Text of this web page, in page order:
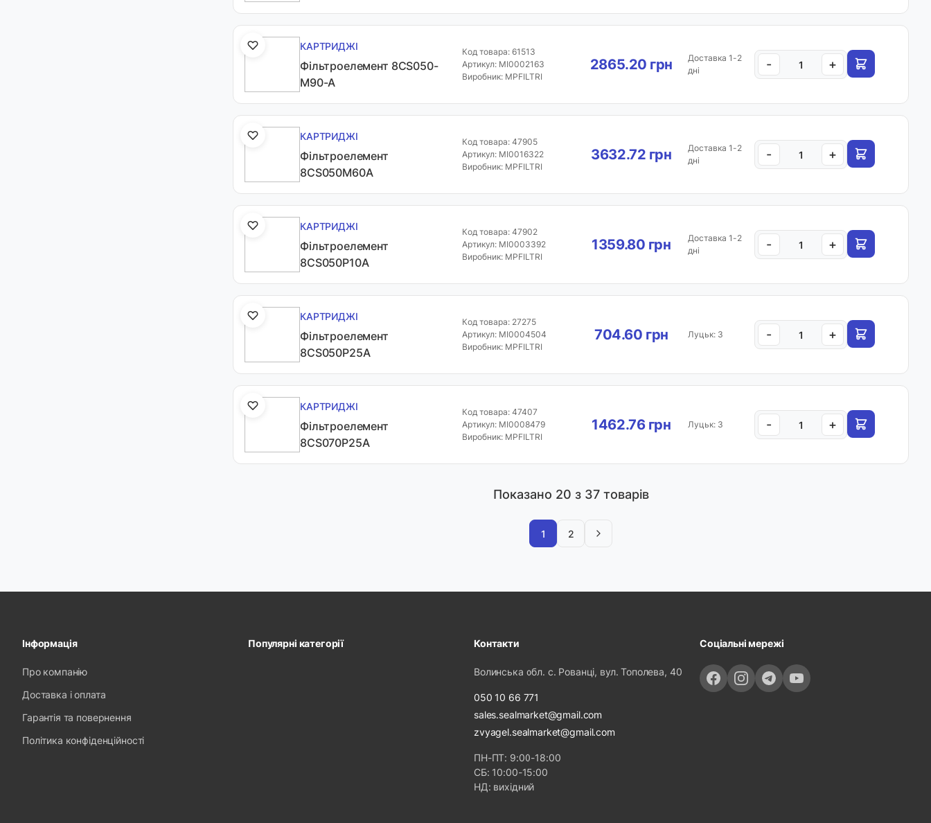
КАРТРИДЖІ
Фільтроелемент 8CS050-
M90-A
Код товара: 61513
Артикул: MI0002163
Виробник: MPFILTRI
2865.20 грн
Доставка 1-2
дні
- +
КАРТРИДЖІ
Фільтроелемент
8CS050M60A
Код товара: 47905
Артикул: MI0016322
Виробник: MPFILTRI
3632.72 грн
Доставка 1-2
дні
- +
КАРТРИДЖІ
Фільтроелемент
8CS050P10A
Код товара: 47902
Артикул: MI0003392
Виробник: MPFILTRI
1359.80 грн
Доставка 1-2
дні
- +
КАРТРИДЖІ
Фільтроелемент
8CS050P25A
Код товара: 27275
Артикул: MI0004504
Виробник: MPFILTRI
704.60 грн Луцьк: 3 - +
КАРТРИДЖІ
Фільтроелемент
8CS070P25A
Код товара: 47407
Артикул: MI0008479
Виробник: MPFILTRI
1462.76 грн Луцьк: 3 - +
Показано 20 з 37 товарів
1 2
Інформація
Про компанію
Доставка і оплата
Гарантія та повернення
Політика конфіденційності
Популярні категорії Контакти
Волинська обл. с. Рованці, вул. Тополева, 40
050 10 66 771
sales.sealmarket@gmail.com
zvyagel.sealmarket@gmail.com
ПН-ПТ: 9:00-18:00
СБ: 10:00-15:00
НД: вихідний
Соціальні мережі